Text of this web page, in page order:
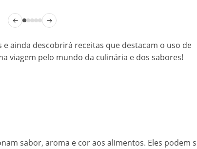
← →
ainda descobrirá receitas que destacam o uso de
viagem pelo mundo da culinária e dos sabores!
sabor, aroma e cor aos alimentos. Eles podem